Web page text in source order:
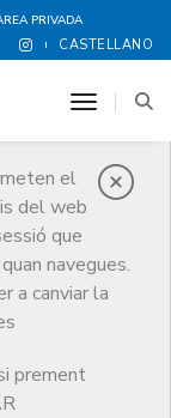
PRIVADA
CASTELLANO
el
del web
que
navegues.
a canviar la
prement
toggle
Dr. Pere Bonet, al